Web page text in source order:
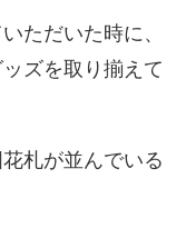
ただいた時に、
ズを取り揃えて
札が並んでいる